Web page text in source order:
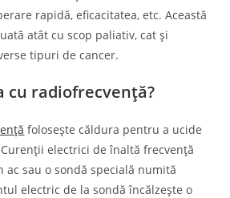
rapidă, eficacitatea, etc. Această
atât cu scop paliativ, cat și
tipuri de cancer.
cu radiofrecvență?
folosește căldura pentru a ucide
electrici de înaltă frecvență
sau o sondă specială numită
electric de la sondă încălzește o